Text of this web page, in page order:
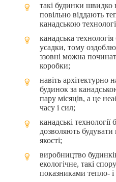
такі будинки швидко
повільно віддають
канадською
канадська
усадки, тому
ззовні можна
коробки;
навіть архітектурно
будинок за
пару місяців, а це
часу і сил;
канадські технології
дозволяють будувати
якості;
виробництво
екологічне, такі
показниками тепло- і